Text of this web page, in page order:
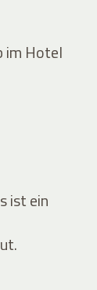
im Hotel
ist ein